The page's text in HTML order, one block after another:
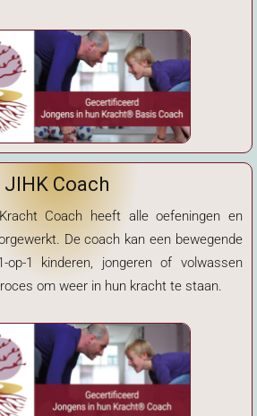
JIHK Coach
Coach heeft alle oefeningen en
De coach kan een bewegende
1 kinderen, jongeren of volwassen
om weer in hun kracht te staan.